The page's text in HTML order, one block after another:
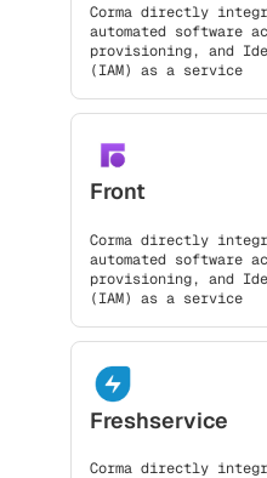
Corma directly
automated software
provisioning, and
(IAM) as a service
Front
Corma directly
automated software
provisioning, and
(IAM) as a service
Freshservice
Corma directly